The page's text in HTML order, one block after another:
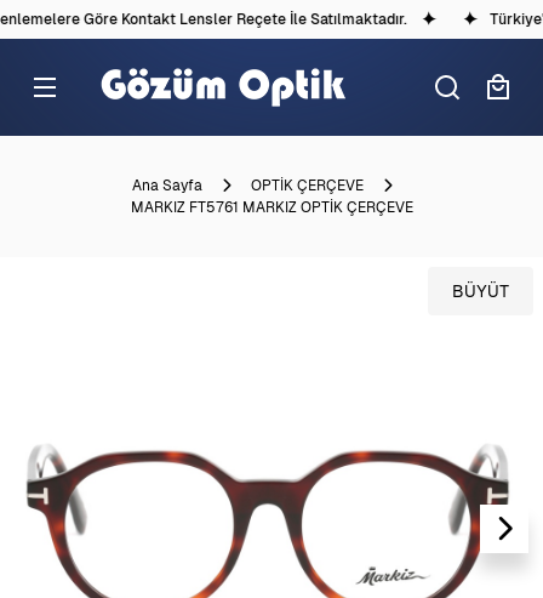
Göre Kontakt Lensler Reçete İle Satılmaktadır.
Ana Sayfa
OPTİK ÇERÇEVE
MARKIZ FT5761 MARKIZ OPTİK ÇERÇEVE
BÜYÜT